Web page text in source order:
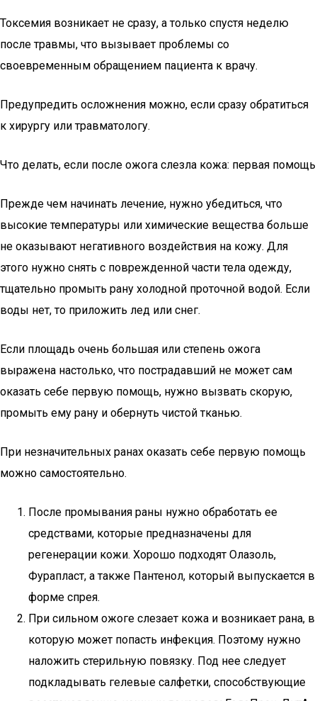
Токсемия возникает не сразу, а только спустя неделю
после травмы, что вызывает проблемы со
своевременным обращением пациента к врачу.
Предупредить осложнения можно, если сразу обратиться
к хирургу или травматологу.
Что делать, если после ожога слезла кожа: первая помощь
Прежде чем начинать лечение, нужно убедиться, что
высокие температуры или химические вещества больше
не оказывают негативного воздействия на кожу. Для
этого нужно снять с поврежденной части тела одежду,
тщательно промыть рану холодной проточной водой. Если
воды нет, то приложить лед или снег.
Если площадь очень большая или степень ожога
выражена настолько, что пострадавший не может сам
оказать себе первую помощь, нужно вызвать скорую,
промыть ему рану и обернуть чистой тканью.
При незначительных ранах оказать себе первую помощь
можно самостоятельно.
После промывания раны нужно обработать ее
средствами, которые предназначены для
регенерации кожи. Хорошо подходят Олазоль,
Фурапласт, а также Пантенол, который выпускается в
форме спрея.
При сильном ожоге слезает кожа и возникает рана, в
которую может попасть инфекция. Поэтому нужно
наложить стерильную повязку. Под нее следует
подкладывать гелевые салфетки, способствующие